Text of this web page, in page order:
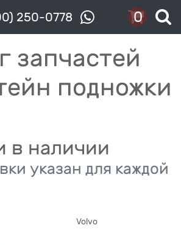
250-0778 0
запчастей
подножки
в наличии
указан для каждой
Volvo